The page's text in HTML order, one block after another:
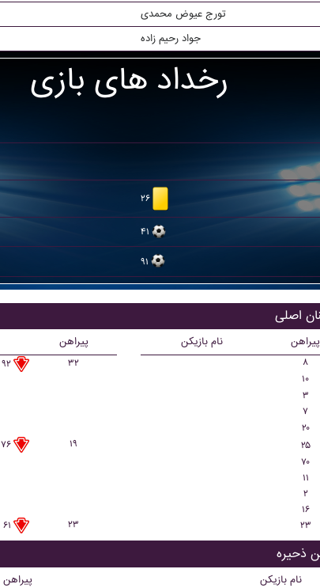
تورج عیوض محمدی
جواد رحیم زاده
رخداد های بازی
۲۶
۴۱
۹۱
پیراهن
۹۲
۳۲
۷۶
۱۹
۶۱ ۲۳
پیراهن
نام بازیکن پیراهن
۸
۱۰
۳
۷
۲۰
۲۵
۷۰
۱۱
۲
۱۶
۲۳
نام بازیکن